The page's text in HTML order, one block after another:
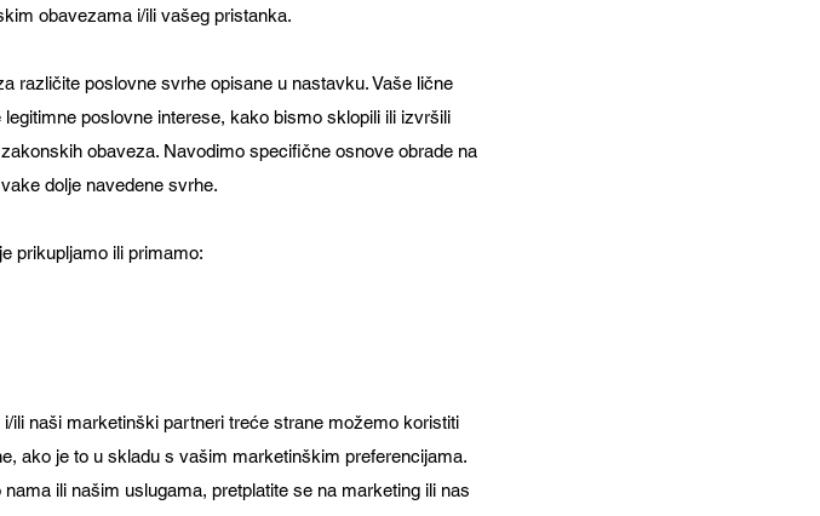
obavezama i/ili vašeg pristanka.
različite poslovne svrhe opisane u nastavku. Vaše lične
poslovne interese, kako bismo sklopili ili izvršili
obaveza. Navodimo specifične osnove obrade na
dolje navedene svrhe.
prikupljamo ili primamo:
ili naši marketinški partneri treće strane možemo koristiti
ako je to u skladu s vašim marketinškim preferencijama.
ili našim uslugama, pretplatite se na marketing ili nas